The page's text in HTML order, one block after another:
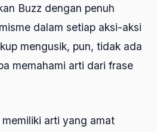
Buzz dengan penuh
dalam setiap aksi-aksi
mengusik, pun, tidak ada
memahami arti dari frase
arti yang amat